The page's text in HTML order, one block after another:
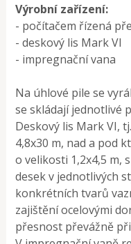
Výrobní zařízení:
- počítačem řízená
- deskový lis Mark VI
- impregnační vana
Na úhlové pile se
se skládají jednotlivé
Deskový lis Mark VI,
4,8x30 m, nad a pod
o velikosti 1,2x4,5 m,
desek v jednotlivých
konkrétních tvarů
zajištění ocelovými
přesnost převážně